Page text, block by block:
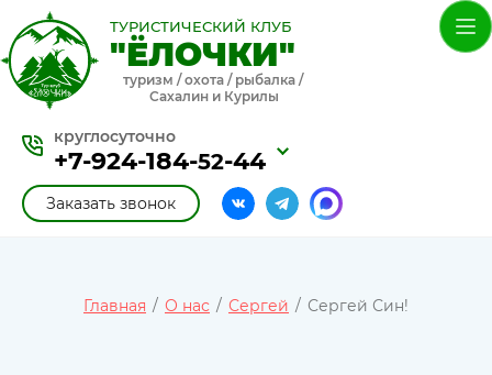
ТУРИСТИЧЕСКИЙ КЛУБ
"ЁЛОЧКИ"
туризм / охота / рыбалка /
Сахалин и Курилы
круглосуточно
+7-924-184-52-44
Заказать звонок
Главная / О нас / Сергей / Сергей Син!